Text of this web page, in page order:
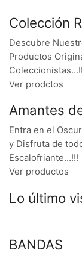
Colección
Descubre
Productos
Ver prodctos
Amantes
Entra en el
y Disfruta de
Escalofriante…!!!
Ver productos
Lo último
BANDAS